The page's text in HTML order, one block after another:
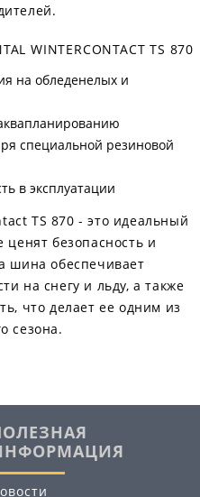
WINTERCONTACT TS 870
на обледенелых и
специальной резиновой
в эксплуатации
TS 870 - это идеальный
безопасность и
шина обеспечивает
на снегу и льду, а также
что делает ее одним из
сезона.